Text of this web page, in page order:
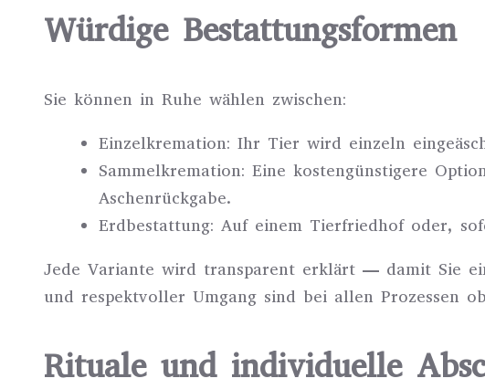
Würdige Bestattungsformen
Sie können in Ruhe wählen zwischen:
Einzelkremation: Ihr Tier wird einzeln
Sammelkremation: Eine kostengünstigere
Aschenrückgabe.
Erdbestattung: Auf einem Tierfriedhof oder,
Jede Variante wird transparent erklärt — damit Sie
und respektvoller Umgang sind bei allen Prozessen
Rituale und individuelle